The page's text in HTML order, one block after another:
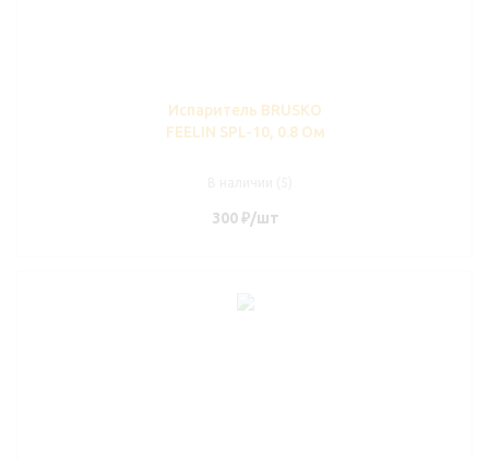
Испаритель BRUSKO
FEELIN SPL-10, 0.8 Ом
300₽/шт